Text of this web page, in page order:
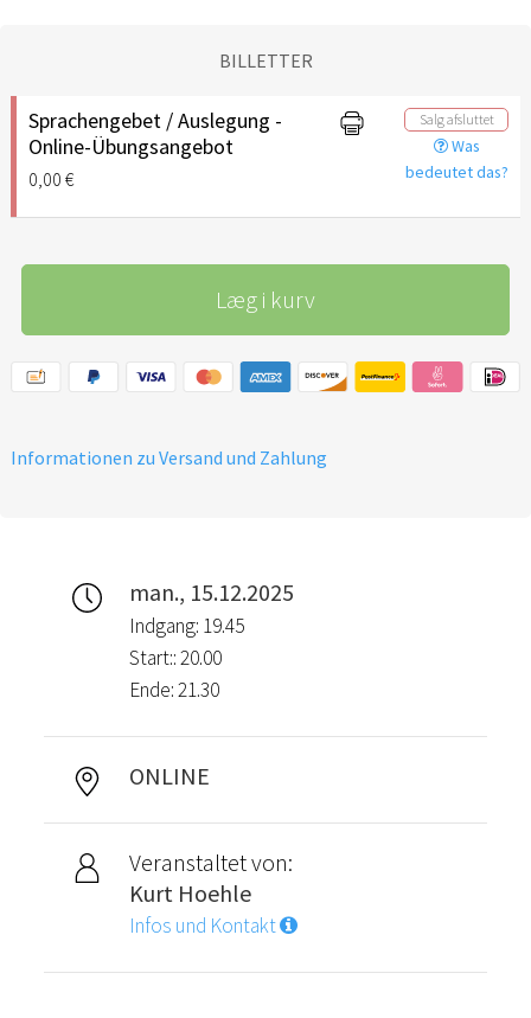
BILLETTER
Sprachengebet / Auslegung -
Online-Übungsangebot
0,00 €
Salg afsluttet
Was
bedeutet das?
Læg i kurv
Informationen zu Versand und Zahlung
man., 15.12.2025
Indgang: 19.45
Start:: 20.00
Ende: 21.30
ONLINE
Veranstaltet von:
Kurt Hoehle
Infos und Kontakt